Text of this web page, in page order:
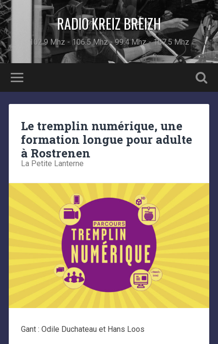
RADIO KREIZ BREIZH
102.9 Mhz - 106.5 Mhz - 99.4 Mhz - 107.5 Mhz
Le tremplin numérique, une
formation longue pour adulte
à Rostrenen
La Petite Lanterne
Gant : Odile Duchateau et Hans Loos